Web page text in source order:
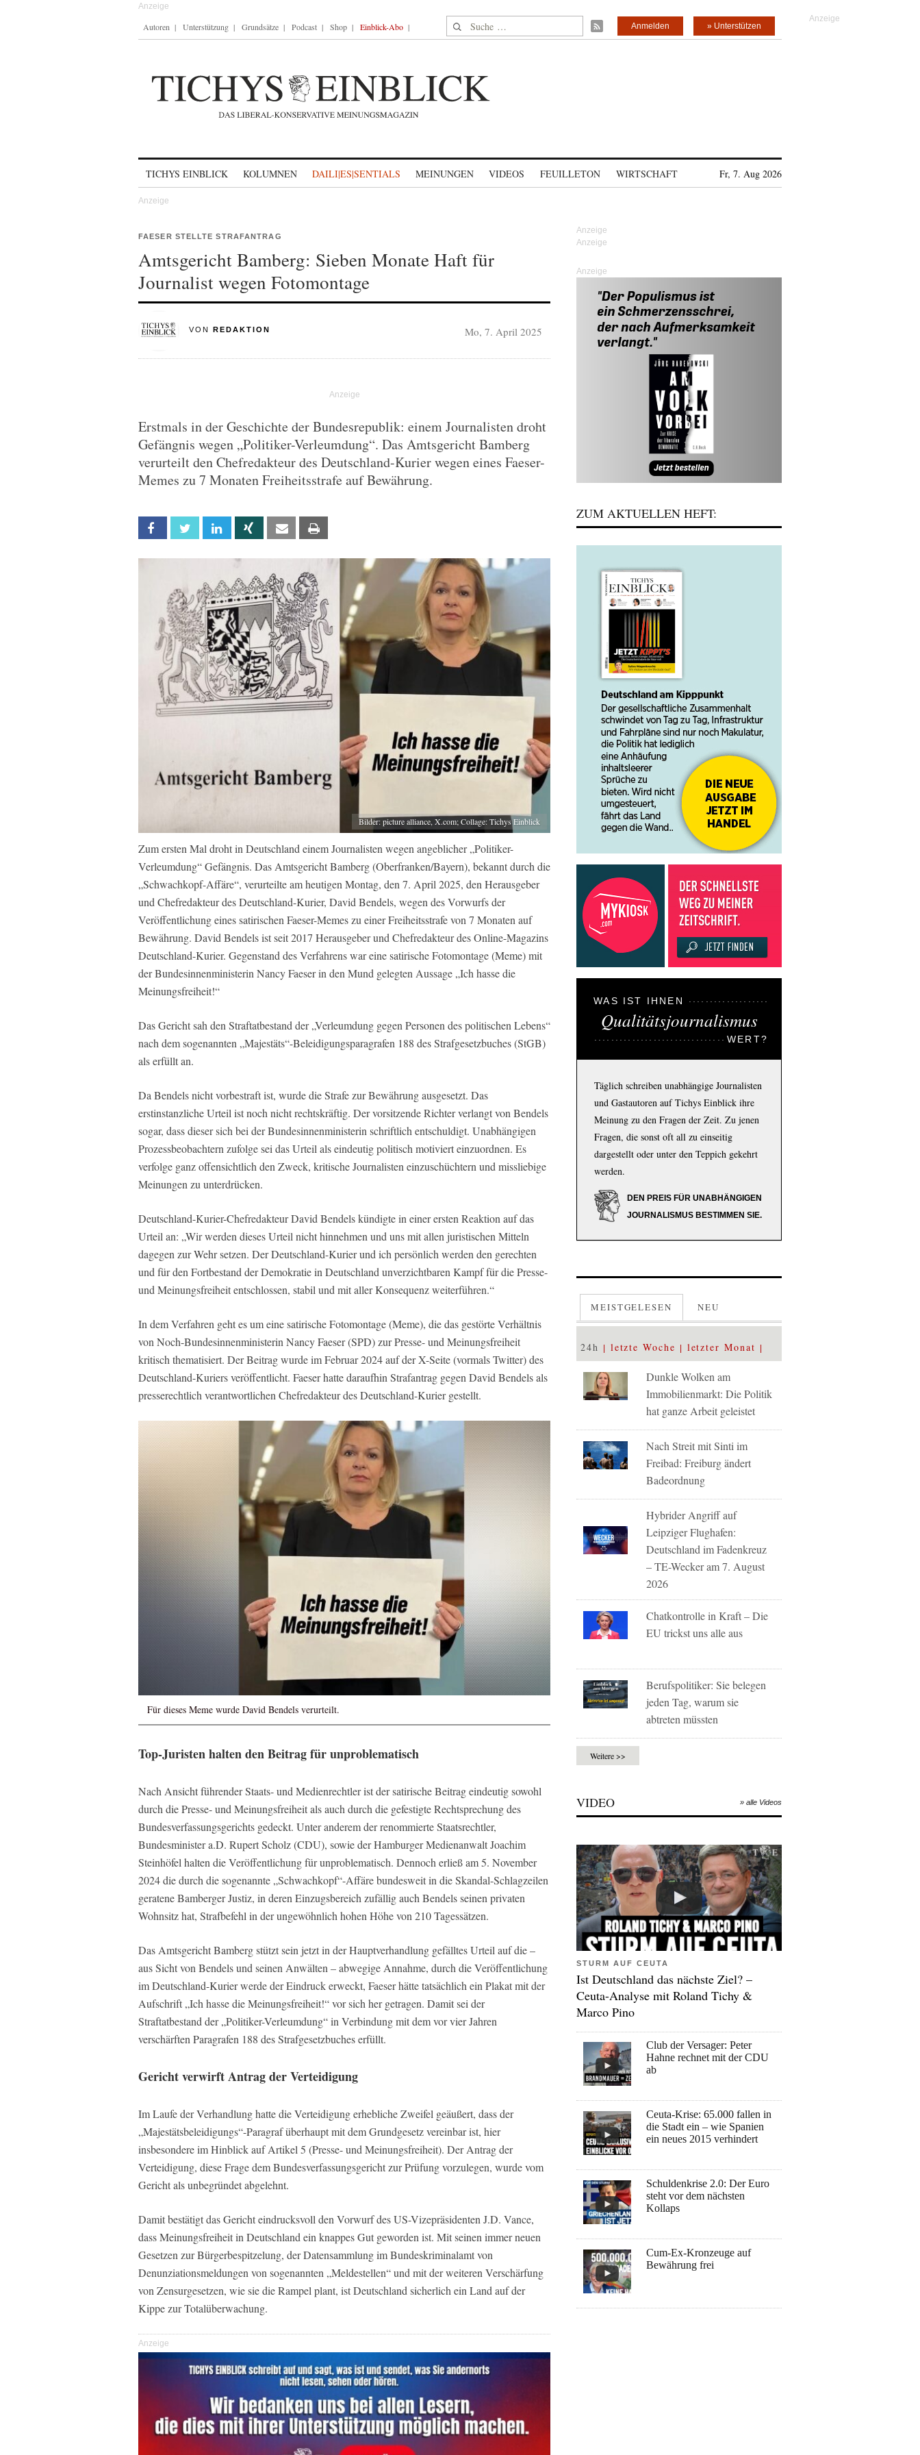
Autoren Unterstützung Grundsätze Podcast Shop Einblick-Abo Suche nach: » Unterstützen
Anmelden
TICHYS EINBLICK KOLUMNEN DAILI|ES|SENTIALS MEINUNGEN VIDEOS FEUILLETON WIRTSCHAFT Fr, 7. Aug 2026
FAESER STELLTE STRAFANTRAG
Amtsgericht Bamberg: Sieben Monate Haft für
Journalist wegen Fotomontage
VON REDAKTION Mo, 7. April 2025
Erstmals in der Geschichte der Bundesrepublik: einem Journalisten droht
Gefängnis wegen „Politiker-Verleumdung“. Das Amtsgericht Bamberg
verurteilt den Chefredakteur des Deutschland-Kurier wegen eines Faeser-
Memes zu 7 Monaten Freiheitsstrafe auf Bewährung.
Facebook Twitter Linkedin Xing Email
Bilder: picture alliance, X.com; Collage: Tichys Einblick
Zum ersten Mal droht in Deutschland einem Journalisten wegen angeblicher „Politiker-
Verleumdung“ Gefängnis. Das Amtsgericht Bamberg (Oberfranken/Bayern), bekannt durch die
„Schwachkopf-Affäre“, verurteilte am heutigen Montag, den 7. April 2025, den Herausgeber
und Chefredakteur des Deutschland-Kurier, David Bendels, wegen des Vorwurfs der
Veröffentlichung eines satirischen Faeser-Memes zu einer Freiheitsstrafe von 7 Monaten auf
Bewährung. David Bendels ist seit 2017 Herausgeber und Chefredakteur des Online-Magazins
Deutschland-Kurier. Gegenstand des Verfahrens war eine satirische Fotomontage (Meme) mit
der Bundesinnenministerin Nancy Faeser in den Mund gelegten Aussage „Ich hasse die
Meinungsfreiheit!“
Das Gericht sah den Straftatbestand der „Verleumdung gegen Personen des politischen Lebens“
nach dem sogenannten „Majestäts“-Beleidigungsparagrafen 188 des Strafgesetzbuches (StGB)
als erfüllt an.
Da Bendels nicht vorbestraft ist, wurde die Strafe zur Bewährung ausgesetzt. Das
erstinstanzliche Urteil ist noch nicht rechtskräftig. Der vorsitzende Richter verlangt von Bendels
sogar, dass dieser sich bei der Bundesinnenministerin schriftlich entschuldigt. Unabhängigen
Prozessbeobachtern zufolge sei das Urteil als eindeutig politisch motiviert einzuordnen. Es
verfolge ganz offensichtlich den Zweck, kritische Journalisten einzuschüchtern und missliebige
Meinungen zu unterdrücken.
Deutschland-Kurier-Chefredakteur David Bendels kündigte in einer ersten Reaktion auf das
Urteil an: „Wir werden dieses Urteil nicht hinnehmen und uns mit allen juristischen Mitteln
dagegen zur Wehr setzen. Der Deutschland-Kurier und ich persönlich werden den gerechten
und für den Fortbestand der Demokratie in Deutschland unverzichtbaren Kampf für die Presse-
und Meinungsfreiheit entschlossen, stabil und mit aller Konsequenz weiterführen.“
In dem Verfahren geht es um eine satirische Fotomontage (Meme), die das gestörte Verhältnis
von Noch-Bundesinnenministerin Nancy Faeser (SPD) zur Presse- und Meinungsfreiheit
kritisch thematisiert. Der Beitrag wurde im Februar 2024 auf der X-Seite (vormals Twitter) des
Deutschland-Kuriers veröffentlicht. Faeser hatte daraufhin Strafantrag gegen David Bendels als
presserechtlich verantwortlichen Chefredakteur des Deutschland-Kurier gestellt.
Für dieses Meme wurde David Bendels verurteilt.
Top-Juristen halten den Beitrag für unproblematisch
Nach Ansicht führender Staats- und Medienrechtler ist der satirische Beitrag eindeutig sowohl
durch die Presse- und Meinungsfreiheit als auch durch die gefestigte Rechtsprechung des
Bundesverfassungsgerichts gedeckt. Unter anderem der renommierte Staatsrechtler,
Bundesminister a.D. Rupert Scholz (CDU), sowie der Hamburger Medienanwalt Joachim
Steinhöfel halten die Veröffentlichung für unproblematisch. Dennoch erließ am 5. November
2024 die durch die sogenannte „Schwachkopf“-Affäre bundesweit in die Skandal-Schlagzeilen
geratene Bamberger Justiz, in deren Einzugsbereich zufällig auch Bendels seinen privaten
Wohnsitz hat, Strafbefehl in der ungewöhnlich hohen Höhe von 210 Tagessätzen.
Das Amtsgericht Bamberg stützt sein jetzt in der Hauptverhandlung gefälltes Urteil auf die –
aus Sicht von Bendels und seinen Anwälten – abwegige Annahme, durch die Veröffentlichung
im Deutschland-Kurier werde der Eindruck erweckt, Faeser hätte tatsächlich ein Plakat mit der
Aufschrift „Ich hasse die Meinungsfreiheit!“ vor sich her getragen. Damit sei der
Straftatbestand der „Politiker-Verleumdung“ in Verbindung mit dem vor vier Jahren
verschärften Paragrafen 188 des Strafgesetzbuches erfüllt.
Gericht verwirft Antrag der Verteidigung
Im Laufe der Verhandlung hatte die Verteidigung erhebliche Zweifel geäußert, dass der
„Majestätsbeleidigungs“-Paragraf überhaupt mit dem Grundgesetz vereinbar ist, hier
insbesondere im Hinblick auf Artikel 5 (Presse- und Meinungsfreiheit). Der Antrag der
Verteidigung, diese Frage dem Bundesverfassungsgericht zur Prüfung vorzulegen, wurde vom
Gericht als unbegründet abgelehnt.
Damit bestätigt das Gericht eindrucksvoll den Vorwurf des US-Vizepräsidenten J.D. Vance,
dass Meinungsfreiheit in Deutschland ein knappes Gut geworden ist. Mit seinen immer neuen
Gesetzen zur Bürgerbespitzelung, der Datensammlung im Bundeskriminalamt von
Denunziationsmeldungen von sogenannten „Meldestellen“ und mit der weiteren Verschärfung
von Zensurgesetzen, wie sie die Rampel plant, ist Deutschland sicherlich ein Land auf der
Kippe zur Totalüberwachung.
Anzeige
Anzeige
ZUM AKTUELLEN HEFT:
WAS IST IHNEN
Qualitätsjournalismus
WERT?
Täglich schreiben unabhängige Journalisten
und Gastautoren auf Tichys Einblick ihre
Meinung zu den Fragen der Zeit. Zu jenen
Fragen, die sonst oft all zu einseitig
dargestellt oder unter den Teppich gekehrt
werden.
DEN PREIS FÜR UNABHÄNGIGEN
JOURNALISMUS BESTIMMEN SIE.
MEISTGELESEN NEU
24h letzte Woche letzter Monat
Dunkle Wolken am
Immobilienmarkt: Die Politik
hat ganze Arbeit geleistet
Nach Streit mit Sinti im
Freibad: Freiburg ändert
Badeordnung
Hybrider Angriff auf
Leipziger Flughafen:
Deutschland im Fadenkreuz
– TE-Wecker am 7. August
2026
Chatkontrolle in Kraft – Die
EU trickst uns alle aus
Berufspolitiker: Sie belegen
jeden Tag, warum sie
abtreten müssten
Weitere >>
VIDEO » alle Videos
STURM AUF CEUTA
Ist Deutschland das nächste Ziel? –
Ceuta-Analyse mit Roland Tichy &
Marco Pino
Club der Versager: Peter
Hahne rechnet mit der CDU
ab
Ceuta-Krise: 65.000 fallen in
die Stadt ein – wie Spanien
ein neues 2015 verhindert
Schuldenkrise 2.0: Der Euro
steht vor dem nächsten
Kollaps
Cum-Ex-Kronzeuge auf
Bewährung frei